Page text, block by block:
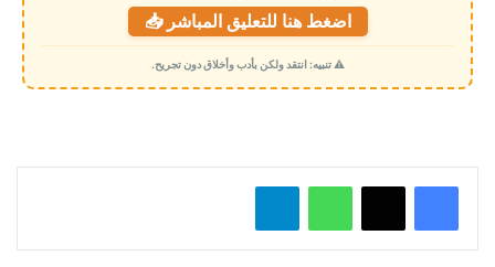
م
ي
اضغط هنا للتعليق المباشر 📥
⚠️ تنبيه: انتقد ولكن بأدب وأخلاق دون تجريح.
واتساب